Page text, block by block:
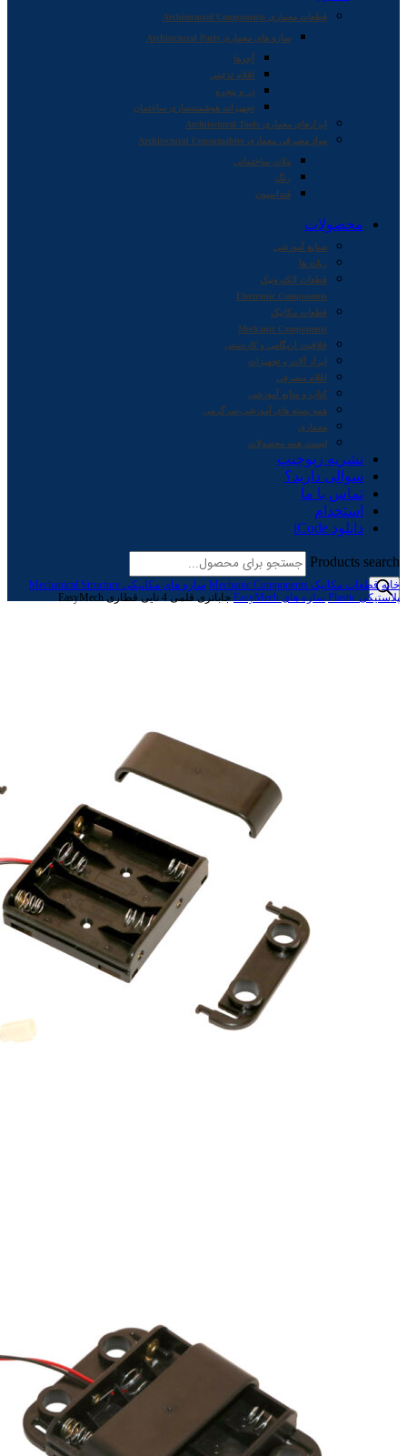
قطعات معماری Architectural Components
سازه های معماری Architectural Parts
آجرها
اقلام تزئینی
در و پنجره
تجهیزات هوشمندسازی ساختمان
ابزارهای معماری Architectural Tools
مواد مصرفی معماری Architectural Consumables
ملات ساختمانی
رنگ
فنداسیون
محصولات
صنایع آموزشی
ربات ها
قطعات الکترونیک
Electronic Components
قطعات مکانیک
Mechanic Components
خلاقیت اریگامی و کاردستی
ابزار آلات و تجهیزات
اقلام مصرفی
کتاب و منابع آموزشی
همه بسته های آموزشی-سرگرمی
معماری
لیست همه محصولات
نشریه ربوچیپ
سوالی دارید؟
تماس با ما
استخدام
دانلود iCode
Products search
خانه قطعات مکانیک Mechanic Components
سازه های مکانیکی Mechanical Structure
پلاستیکی Plastic
سازه های EasyMech جاباتری قلمی 4 تایی قطاری EasyMech